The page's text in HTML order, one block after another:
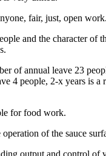
fair, just, open work.
and the character of
of annual leave 23
4 people, 2-x years is a
for food work.
of the sauce
output and control of